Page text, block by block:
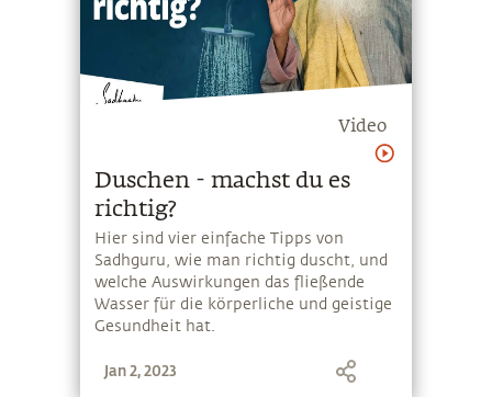
Video
Duschen - machst du es
richtig?
Hier sind vier einfache Tipps von
Sadhguru, wie man richtig duscht, und
welche Auswirkungen das fließende
Wasser für die körperliche und geistige
Gesundheit hat.
Jan 2, 2023